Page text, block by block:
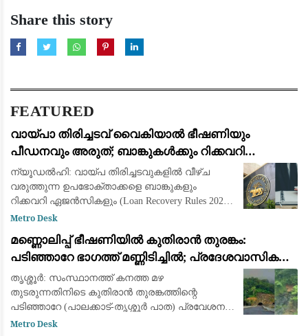
Share this story
FEATURED
വായ്പാ തിരിച്ചടവ് വൈകിയാൽ ഭീഷണിയും
പീഡനവും അരുത്; ബാങ്കുകൾക്കും റിക്കവറി
ഏജൻസികൾക്കും കർശന നിയന്ത്രണങ്ങളുമായി
ആർ.ബി.ഐ
ന്യൂഡൽഹി: വായ്പ തിരിച്ചടവുകളിൽ വീഴ്ച
വരുത്തുന്ന ഉപഭോക്താക്കളെ ബാങ്കുകളും
റിക്കവറി ഏജൻസികളും (Loan Recovery Rules 2026)
മാനസികമായി പീഡിപ്പിക്കുന്നതും
മാർഗ്ഗനിർദ്
Metro Desk
മണ്ണൊലിപ്പ് ഭീഷണിയിൽ കുതിരാൻ തുരങ്കം:
പടിഞ്ഞാറേ ഭാഗത്ത് മണ്ണിടിച്ചിൽ; പ്രദേശവാസികളും
യാത്രക്കാരും ആശങ്കയിൽ
തൃശ്ശൂർ: സംസ്ഥാനത്ത് കനത്ത മഴ
തുടരുന്നതിനിടെ കുതിരാൻ തുരങ്കത്തിന്റെ
പടിഞ്ഞാറേ (പാലക്കാട്-തൃശ്ശൂർ പാത) പ്രവേശന
കവാടത്തിന് സമീപം ശക്തമായ മണ്ണിടിച്ചിൽ.
Metro Desk